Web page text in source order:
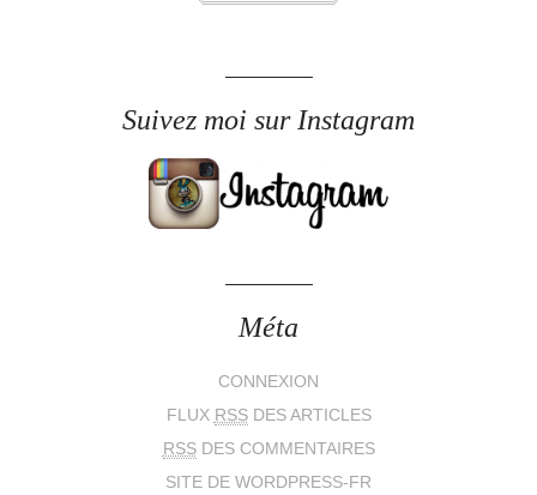
Suivez moi sur Instagram
Méta
CONNEXION
FLUX RSSDES ARTICLES
RSSDES COMMENTAIRES
SITE DE WORDPRESS-FR